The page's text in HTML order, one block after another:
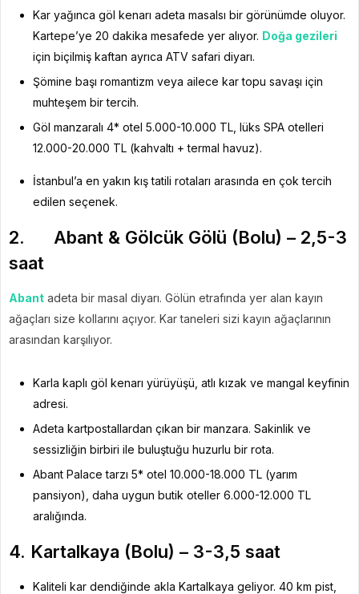
Kar yağınca göl kenarı adeta masalsı bir görünümde oluyor.
Kartepe’ye 20 dakika mesafede yer alıyor. Doğa gezileri
için biçilmiş kaftan ayrıca ATV safari diyarı.
Şömine başı romantizm veya ailece kar topu savaşı için
muhteşem bir tercih.
Göl manzaralı 4* otel 5.000-10.000 TL, lüks SPA otelleri
12.000-20.000 TL (kahvaltı + termal havuz).
İstanbul’a en yakın kış tatili rotaları arasında en çok tercih
edilen seçenek.
2. Abant & Gölcük Gölü (Bolu) – 2,5-3
saat
Abant adeta bir masal diyarı. Gölün etrafında yer alan kayın
ağaçları size kollarını açıyor. Kar taneleri sizi kayın ağaçlarının
arasından karşılıyor.
Karla kaplı göl kenarı yürüyüşü, atlı kızak ve mangal keyfinin
adresi.
Adeta kartpostallardan çıkan bir manzara. Sakinlik ve
sessizliğin birbiri ile buluştuğu huzurlu bir rota.
Abant Palace tarzı 5* otel 10.000-18.000 TL (yarım
pansiyon), daha uygun butik oteller 6.000-12.000 TL
aralığında.
4. Kartalkaya (Bolu) – 3-3,5 saat
Kaliteli kar dendiğinde akla Kartalkaya geliyor. 40 km pist,